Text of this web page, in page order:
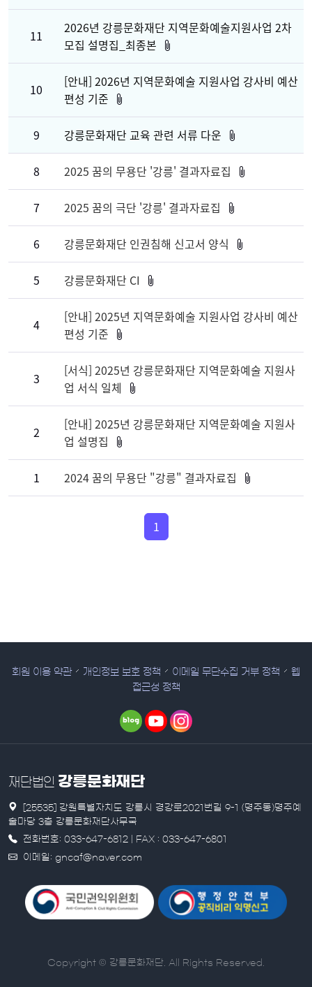
11
2026년 강릉문화재단 지역문화예술지원사업 2차
모집 설명집_최종본
10
[안내] 2026년 지역문화예술 지원사업 강사비 예산
편성 기준
9 강릉문화재단 교육 관련 서류 다운
8 2025 꿈의 무용단 '강릉' 결과자료집
7 2025 꿈의 극단 '강릉' 결과자료집
6 강릉문화재단 인권침해 신고서 양식
5 강릉문화재단 CI
4
[안내] 2025년 지역문화예술 지원사업 강사비 예산
편성 기준
3
[서식] 2025년 강릉문화재단 지역문화예술 지원사
업 서식 일체
2
[안내] 2025년 강릉문화재단 지역문화예술 지원사
업 설명집
1 2024 꿈의 무용단 "강릉" 결과자료집
1
회원 이용 약관 개인정보 보호 정책 이메일 무단수집 거부 정책
웹
접근성 정책
재단법인 강릉문화재단
[25535] 강원특별자치도 강릉시 경강로2021번길 9-1 (명주동)명주예
술마당 3층 강릉문화재단사무국
전화번호: 033-647-6812 | FAX : 033-647-6801
이메일: gncaf@naver.com
Copyright © 강릉문화재단. All Rights Reserved.